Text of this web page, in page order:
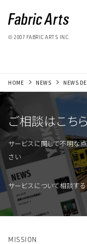
© 2007 FABRIC ARTS INC.
HOME NEWS NEWS
ご相談はこち
サービスに関して不明な
さい
サービスについて相談する
MISSION